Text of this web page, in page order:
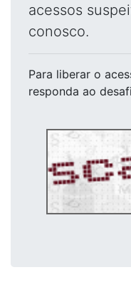
acessos
conosco.
Para liberar o
responda ao